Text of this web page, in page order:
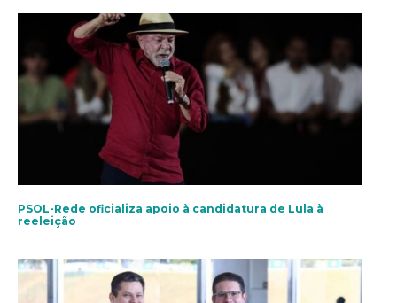
PSOL-Rede oficializa apoio à candidatura de Lula à
reeleição